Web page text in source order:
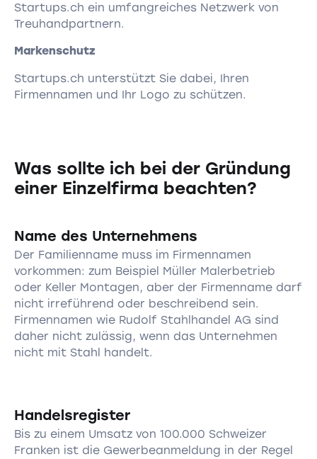
Startups.ch ein umfangreiches Netzwerk von
Treuhandpartnern.
Markenschutz
Startups.ch unterstützt Sie dabei, Ihren
Firmennamen und Ihr Logo zu schützen.
Was sollte ich bei der Gründung
einer Einzelfirma beachten?
Name des Unternehmens
Der Familienname muss im Firmennamen
vorkommen: zum Beispiel Müller Malerbetrieb
oder Keller Montagen, aber der Firmenname darf
nicht irreführend oder beschreibend sein.
Firmennamen wie Rudolf Stahlhandel AG sind
daher nicht zulässig, wenn das Unternehmen
nicht mit Stahl handelt.
Handelsregister
Bis zu einem Umsatz von 100.000 Schweizer
Franken ist die Gewerbeanmeldung in der Regel